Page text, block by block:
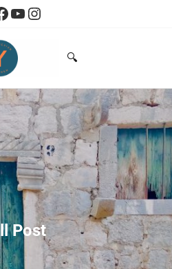
YouTube
Instagram
Design Kitchen
Search...
🔍
Post